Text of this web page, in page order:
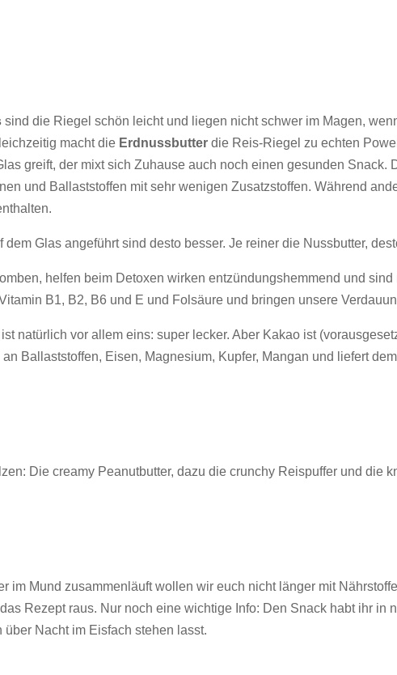
sind die Riegel schön leicht und liegen nicht schwer im Magen,
macht die Erdnussbutter die Reis-Riegel zu echten
greift, der mixt sich Zuhause auch noch einen gesunden Snack.
und Ballaststoffen mit sehr wenigen Zusatzstoffen. Während
Glas angeführt sind desto besser. Je reiner die Nussbutter,
helfen beim Detoxen wirken entzündungshemmend und sind
B1, B2, B6 und E und Folsäure und bringen unsere
natürlich vor allem eins: super lecker. Aber Kakao ist
Ballaststoffen, Eisen, Magnesium, Kupfer, Mangan und liefert
Die creamy Peanutbutter, dazu die crunchy Reispuffer und die
im Mund zusammenläuft wollen wir euch nicht länger mit
Rezept raus. Nur noch eine wichtige Info: Den Snack habt ihr in
Nacht im Eisfach stehen lasst.